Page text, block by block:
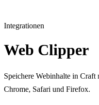
Integrationen
Web Clipper
Speichere Webinhalte in
Chrome, Safari und Firefox.